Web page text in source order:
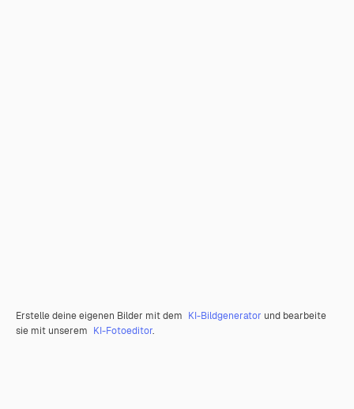
Erstelle deine eigenen Bilder mit dem KI-Bildgenerator und bearbeite
sie mit unserem KI-Fotoeditor.